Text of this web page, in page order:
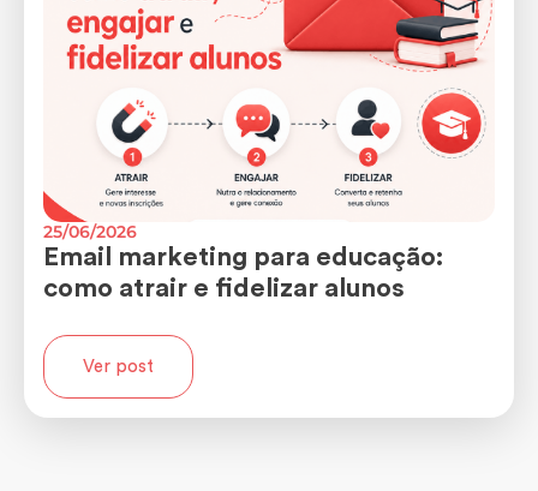
25/06/2026
Email marketing para educação:
como atrair e fidelizar alunos
Ver post